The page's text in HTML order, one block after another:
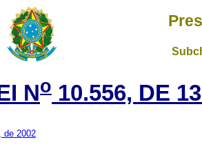
No 10.556, DE
de 2002